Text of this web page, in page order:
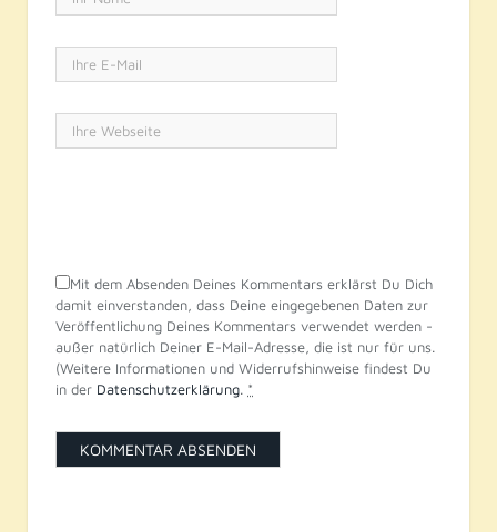
Mit dem Absenden Deines Kommentars erklärst Du Dich
damit einverstanden, dass Deine eingegebenen Daten zur
Veröffentlichung Deines Kommentars verwendet werden -
außer natürlich Deiner E-Mail-Adresse, die ist nur für uns.
(Weitere Informationen und Widerrufshinweise findest Du
in der Datenschutzerklärung. *